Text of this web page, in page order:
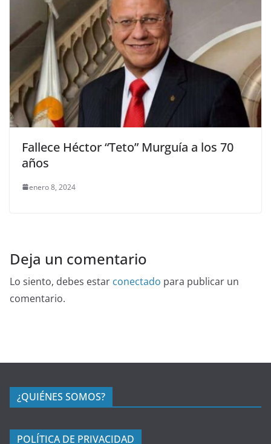
Fallece Héctor “Teto” Murguía a los 70
años
enero 8, 2024
Deja un comentario
Lo siento, debes estar conectado para publicar un
comentario.
¿QUIÉNES SOMOS?
POLÍTICA DE PRIVACIDAD